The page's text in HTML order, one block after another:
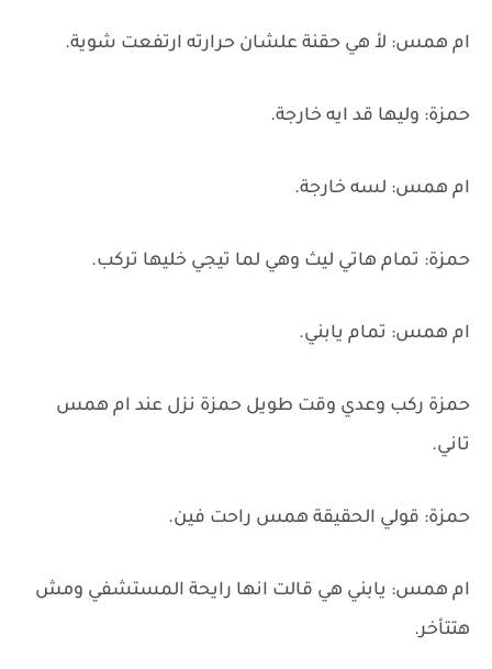
ام همس: لأ هي حقنة علشان حرارته ارتفعت شوية.
حمزة: وليها قد ايه خارجة.
ام همس: لسه خارجة.
حمزة: تمام هاتي ليث وهي لما تيجي خليها تركب.
ام همس: تمام يابني.
حمزة ركب وعدي وقت طويل حمزة نزل عند ام همس
تاني.
حمزة: قولي الحقيقة همس راحت فين.
ام همس: يابني هي قالت انها رايحة المستشفي ومش
هتتأخر.